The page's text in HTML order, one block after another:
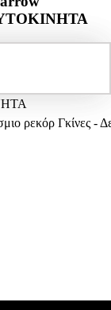
ρεκόρ Γκίνες -